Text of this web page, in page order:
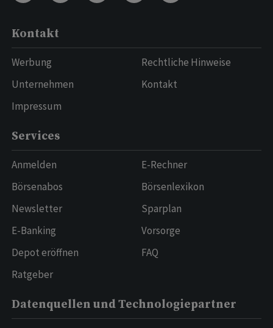
Kontakt
Werbung
Unternehmen
Impressum
Rechtliche Hinweise
Kontakt
Services
Anmelden
Börsenabos
Newsletter
E-Banking
Depot eröffnen
Ratgeber
E-Rechner
Börsenlexikon
Sparplan
Vorsorge
FAQ
Datenquellen und Technologiepartner